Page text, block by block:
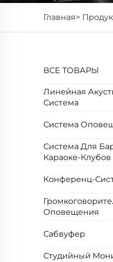
Главная>
ВСЕ ТОВАРЫ
Линейная
Система
Система
Система Для
Караоке-Клубов
Конференц-
Оповещения
Сабвуфер
Студийный